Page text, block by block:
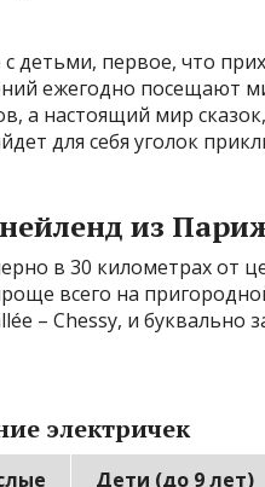
детьми, первое, что
ежегодно посещают
а настоящий мир
для себя уголок
из
в 30 километрах от
всего на
– Chessy, и буквально
электричек
Дети (до 9 лет)